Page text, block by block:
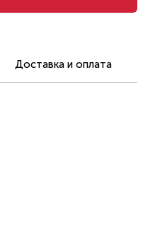
Доставка и оплата